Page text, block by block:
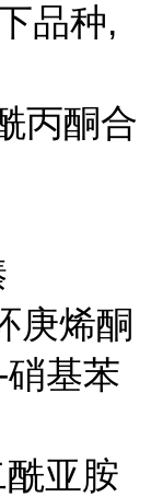
品种,
丙酮合
庚烯酮
基苯
亚胺